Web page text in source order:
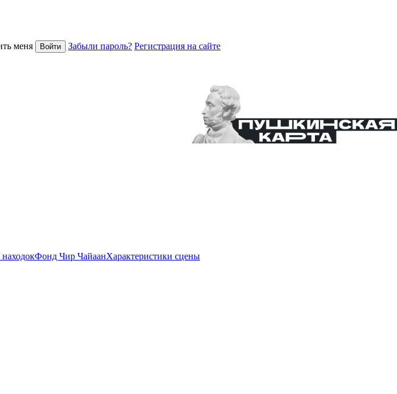
меня Войти Забыли пароль? Регистрация на сайте
Фонд Чир ЧайаанХарактеристики сцены